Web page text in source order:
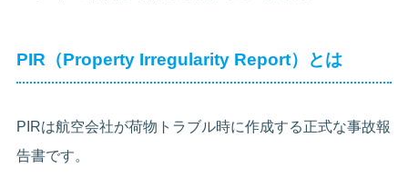
PIR（Property Irregularity Report）とは
PIRは航空会社が荷物トラブル時に作成する正式な事故報
告書です。